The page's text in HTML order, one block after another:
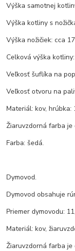
Výška samotnej
Výška kotliny s
Výška nožičiek: cca
Celková výška
Veľkosť šuflíka na
Veľkosť otvoru na
Materiál: kov, hrúbka:
Žiaruvzdorná farba je
Farba: šedá.
Dymovod.
Dymovod obsahuje
Priemer dymovodu:
Materiál: kov,
Žiaruvzdorná farba je